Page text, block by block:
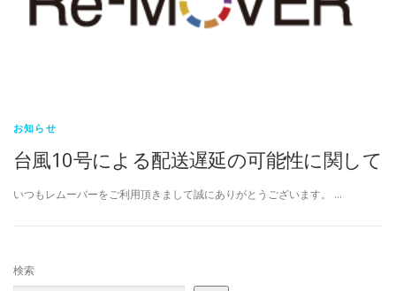
お知らせ
台風10号による配送遅延の可能性に関して
いつもレムーバーをご利用頂きまして誠にありがとうございます。 …
検索